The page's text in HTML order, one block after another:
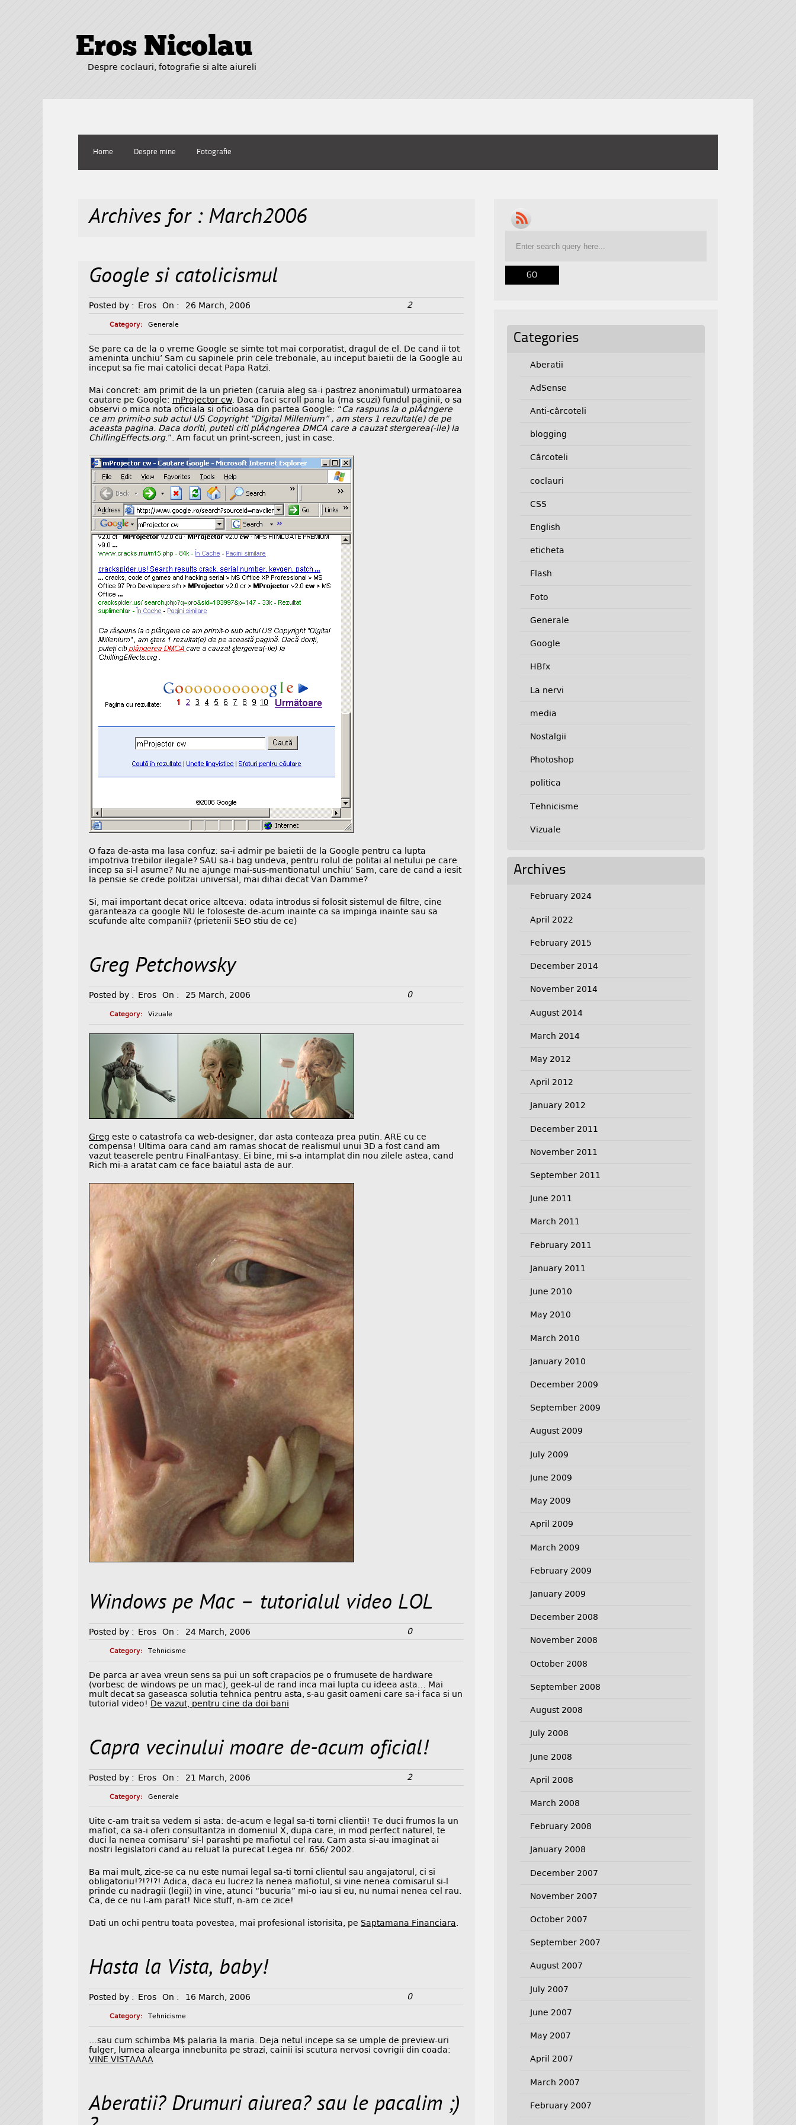
Eros Nicolau
Despre coclauri, fotografie si alte aiureli
Home Despre mine Fotografie
Archives for : March2006
Google si catolicismul
Posted by : Eros On : 26 March, 2006 2
Category: Generale
Se pare ca de la o vreme Google se simte tot mai corporatist, dragul de el. De cand ii tot
ameninta unchiu’ Sam cu sapinele prin cele trebonale, au inceput baietii de la Google au
inceput sa fie mai catolici decat Papa Ratzi.
Mai concret: am primit de la un prieten (caruia aleg sa-i pastrez anonimatul) urmatoarea
cautare pe Google: mProjector cw . Daca faci scroll pana la (ma scuzi) fundul paginii, o sa
observi o mica nota oficiala si oficioasa din partea Google: “Ca raspuns la o plÃ¢ngere
ce am primit-o sub actul US Copyright “Digital Millenium” , am sters 1 rezultat(e) de pe
aceasta pagina. Daca doriti, puteti citi plÃ¢ngerea DMCA care a cauzat stergerea(-ile) la
ChillingEffects.org.”. Am facut un print-screen, just in case.
O faza de-asta ma lasa confuz: sa-i admir pe baietii de la Google pentru ca lupta
impotriva trebilor ilegale? SAU sa-i bag undeva, pentru rolul de politai al netului pe care
incep sa si-l asume? Nu ne ajunge mai-sus-mentionatul unchiu’ Sam, care de cand a iesit
la pensie se crede politzai universal, mai dihai decat Van Damme?
Si, mai important decat orice altceva: odata introdus si folosit sistemul de filtre, cine
garanteaza ca google NU le foloseste de-acum inainte ca sa impinga inainte sau sa
scufunde alte companii? (prietenii SEO stiu de ce)
Greg Petchowsky
Posted by : Eros On : 25 March, 2006 0
Category: Vizuale
Greg este o catastrofa ca web-designer, dar asta conteaza prea putin. ARE cu ce
compensa! Ultima oara cand am ramas shocat de realismul unui 3D a fost cand am
vazut teaserele pentru FinalFantasy. Ei bine, mi s-a intamplat din nou zilele astea, cand
Rich mi-a aratat cam ce face baiatul asta de aur.
Windows pe Mac – tutorialul video LOL
Posted by : Eros On : 24 March, 2006 0
Category: Tehnicisme
De parca ar avea vreun sens sa pui un soft crapacios pe o frumusete de hardware
(vorbesc de windows pe un mac), geek-ul de rand inca mai lupta cu ideea asta… Mai
mult decat sa gaseasca solutia tehnica pentru asta, s-au gasit oameni care sa-i faca si un
tutorial video! De vazut, pentru cine da doi bani
Capra vecinului moare de-acum oficial!
Posted by : Eros On : 21 March, 2006 2
Category: Generale
Uite c-am trait sa vedem si asta: de-acum e legal sa-ti torni clientii! Te duci frumos la un
mafiot, ca sa-i oferi consultantza in domeniul X, dupa care, in mod perfect naturel, te
duci la nenea comisaru’ si-l parashti pe mafiotul cel rau. Cam asta si-au imaginat ai
nostri legislatori cand au reluat la purecat Legea nr. 656/ 2002.
Ba mai mult, zice-se ca nu este numai legal sa-ti torni clientul sau angajatorul, ci si
obligatoriu!?!?!?! Adica, daca eu lucrez la nenea mafiotul, si vine nenea comisarul si-l
prinde cu nadragii (legii) in vine, atunci “bucuria” mi-o iau si eu, nu numai nenea cel rau.
Ca, de ce nu l-am parat! Nice stuff, n-am ce zice!
Dati un ochi pentru toata povestea, mai profesional istorisita, pe Saptamana Financiara
Hasta la Vista, baby!
Posted by : Eros On : 16 March, 2006 0
Category: Tehnicisme
…sau cum schimba M$ palaria la maria. Deja netul incepe sa se umple de preview-uri
fulger, lumea alearga innebunita pe strazi, cainii isi scutura nervosi covrigii din coada:
VINE VISTAAAA
Aberatii? Drumuri aiurea? sau le pacalim ;)
Categories
Aberatii
AdSense
Anti-cârcoteli
blogging
Cârcoteli
coclauri
CSS
English
eticheta
Flash
Foto
Generale
Google
HBfx
La nervi
media
Nostalgii
Photoshop
politica
Tehnicisme
Vizuale
Archives
February 2024
April 2022
February 2015
December 2014
November 2014
August 2014
March 2014
May 2012
April 2012
January 2012
December 2011
November 2011
September 2011
June 2011
March 2011
February 2011
January 2011
June 2010
May 2010
March 2010
January 2010
December 2009
September 2009
August 2009
July 2009
June 2009
May 2009
April 2009
March 2009
February 2009
January 2009
December 2008
November 2008
October 2008
September 2008
August 2008
July 2008
June 2008
April 2008
March 2008
February 2008
January 2008
December 2007
November 2007
October 2007
September 2007
August 2007
July 2007
June 2007
May 2007
April 2007
March 2007
February 2007